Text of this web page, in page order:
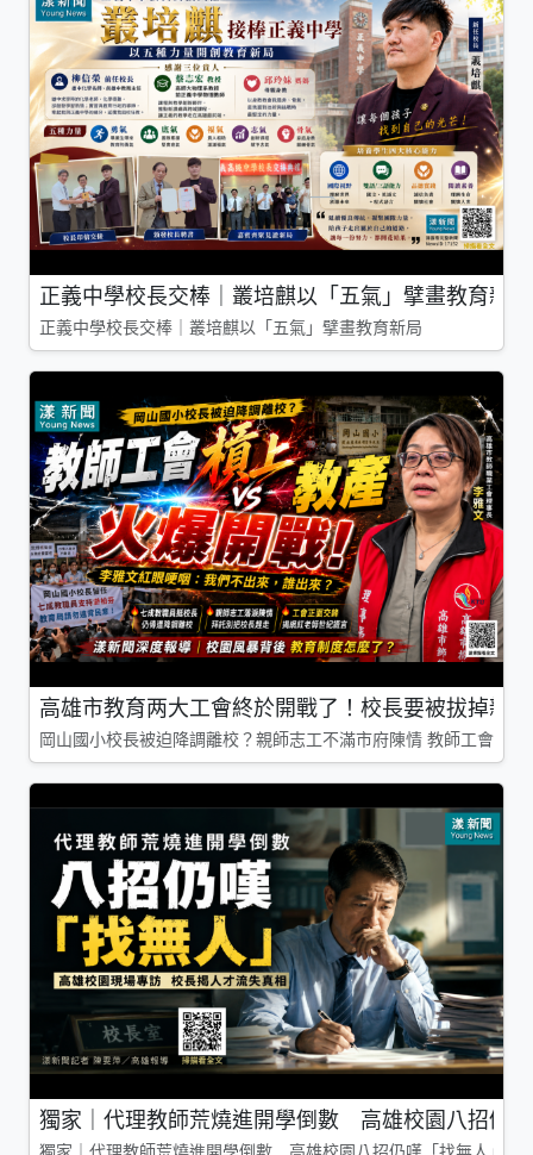
正義中學校長交棒｜叢培麒以「五氣」擘畫教育新局
正義中學校長交棒｜叢培麒以「五氣」擘畫教育新局
高雄市教育两大工會終於開戰了！校長要被拔掉親
岡山國小校長被迫降調離校？親師志工不滿市府陳情 教師工會槓
獨家｜代理教師荒燒進開學倒數 高雄校園八招仍